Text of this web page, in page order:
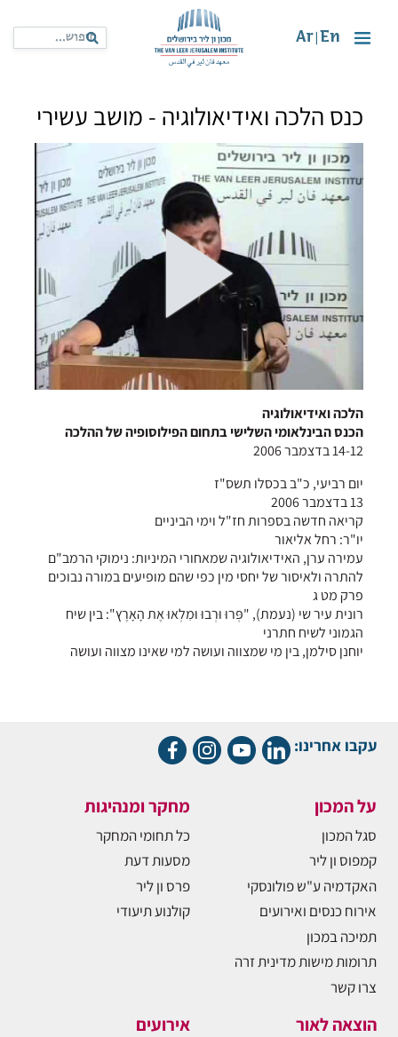
En
Ar
כנס הלכה ואידיאולוגיה - מושב עשירי
הלכה ואידיאולוגיה
הכנס הבינלאומי השלישי בתחום הפילוסופיה של ההלכה
14-12 בדצמבר 2006
יום רביעי, כ"ב בכסלו תשס"ז
13 בדצמבר 2006
קריאה חדשה בספרות חז"ל וימי הביניים
יו"ר: רחל אליאור
עמירה ערן, האידיאולוגיה שמאחורי המיניות: נימוקי הרמב"ם
להתרה ולאיסור של יחסי מין כפי שהם מופיעים במורה נבוכים
פרק מט ג
רונית עיר שי (נעמת), "פְּרוּ וּרְבוּ וּמִלְאוּ אֶת הָאָרֶץ": בין שיח
הגמוני לשיח חתרני
יוחנן סילמן, בין מי שמצווה ועושה למי שאינו מצווה ועושה
עקבו אחרינו:
על המכון
סגל המכון
קמפוס ון ליר
האקדמיה ע"ש פולונסקי
אירוח כנסים ואירועים
תמיכה במכון
תרומות מישות מדינית זרה
צרו קשר
מחקר ומנהיגות
כל תחומי המחקר
מסעות דעת
פרס ון ליר
קולנוע תיעודי
הוצאה לאור אירועים